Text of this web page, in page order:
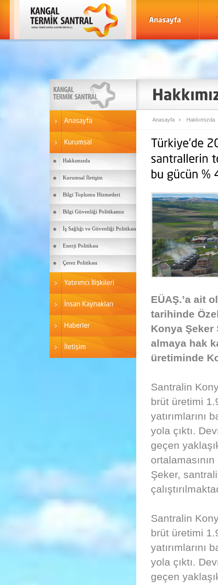
Hakkımızda
Kurumsal İletişim
Bilgi Toplumu Hizmetleri
Bilgi Güvenliği Politikamız
İş Sağlığı ve Güvenliği Politikası
Enerji Politikası
Çerez Politikası
Anasayfa Hakkımızda
EÜAŞ.’a ait
tarihinde
Konya Şeker
almaya hak
üretiminde
Santralin
brüt üretimi
yatırımlarını
yola çıktı.
geçen
Şeker,
Santralin
brüt üretimi
yatırımlarını
yola çıktı.
geçen